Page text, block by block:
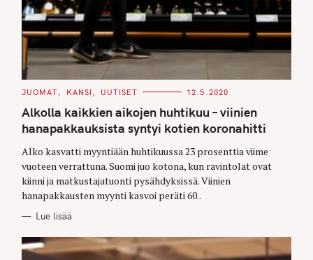
C
T
E
G
O
I
E
S
JUOMAT KANSI UUTISET 12.5.2020
Alkolla kaikkien aikojen huhtikuu – viinien
hanapakkauksista syntyi kotien koronahitti
Alko kasvatti myyntiään huhtikuussa 23 prosenttia viime
vuoteen verrattuna. Suomi juo kotona, kun ravintolat ovat
kiinni ja matkustajatuonti pysähdyksissä. Viinien
hanapakkausten myynti kasvoi peräti 60..
Lue lisää